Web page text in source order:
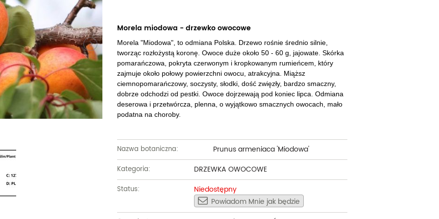
Truskawki i poziomki
Winogrona
Żurawiny
Pozostałe
Dęby
Glediczje
Głogi
Graby
Jabłonie ozdobne
Jarzębiny i jarząby
Wierzby
Wiśnie ozdobne
Złotokapy
Pozostałe
Derenie
Forsycje
Hibiskusy
Hortensje
Irgi
Jaśminowce
Kalmie
Krzewuszki
Pięciorniki
Piwonie
Pnącza
Powojniki - Clematisy
Różaneczniki
Wisterie
Żarnowce
Pozostałe
Morela miodowa - drzewko owocowe
Morela "Miodowa", to odmiana Polska. Drzewo rośnie średnio silnie,
tworząc rozłożystą koronę. Owoce duże około 50 - 60 g, jajowate. Skórka
pomarańczowa, pokryta czerwonym i kropkowanym rumieńcem, który
zajmuje około połowy powierzchni owocu, atrakcyjna. Miąższ
ciemnopomarańczowy, soczysty, słodki, dość zwięzły, bardzo smaczny,
dobrze odchodzi od pestki. Owoce dojrzewają pod koniec lipca. Odmiana
deserowa i przetwórcza, plenna, o wyjątkowo smacznych owocach, mało
podatna na choroby.
Nazwa botaniczna: Prunus armeniaca 'Miodowa'
Kategoria: DRZEWKA OWOCOWE
Status:
Niedostępny
Powiadom Mnie jak będzie